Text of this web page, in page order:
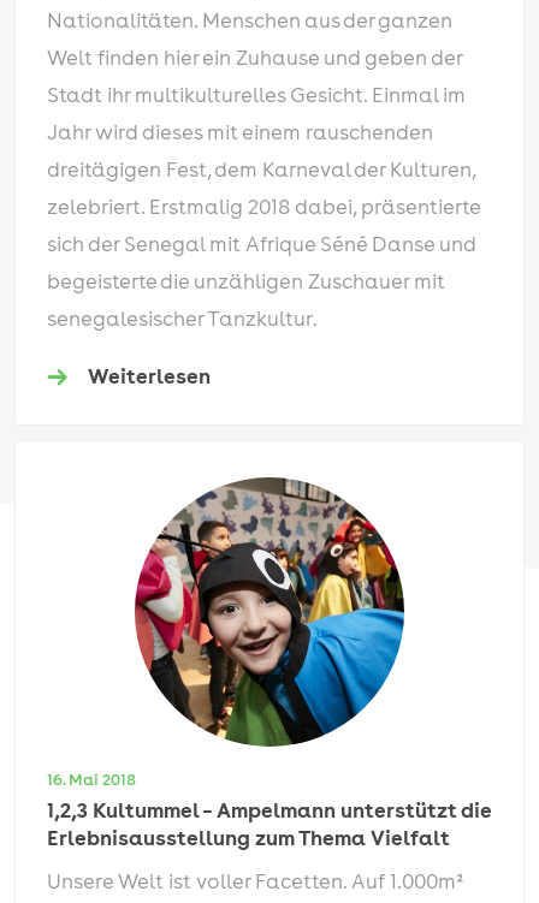
Nationalitäten. Menschen aus der ganzen
Welt finden hier ein Zuhause und geben der
Stadt ihr multikulturelles Gesicht. Einmal im
Jahr wird dieses mit einem rauschenden
dreitägigen Fest, dem Karneval der Kulturen,
zelebriert. Erstmalig 2018 dabei, präsentierte
sich der Senegal mit Afrique Séné Danse und
begeisterte die unzähligen Zuschauer mit
senegalesischer Tanzkultur.
Weiterlesen
16. Mai 2018
1,2,3 Kultummel – Ampelmann unterstützt die
Erlebnisausstellung zum Thema Vielfalt
Unsere Welt ist voller Facetten. Auf 1.000m²